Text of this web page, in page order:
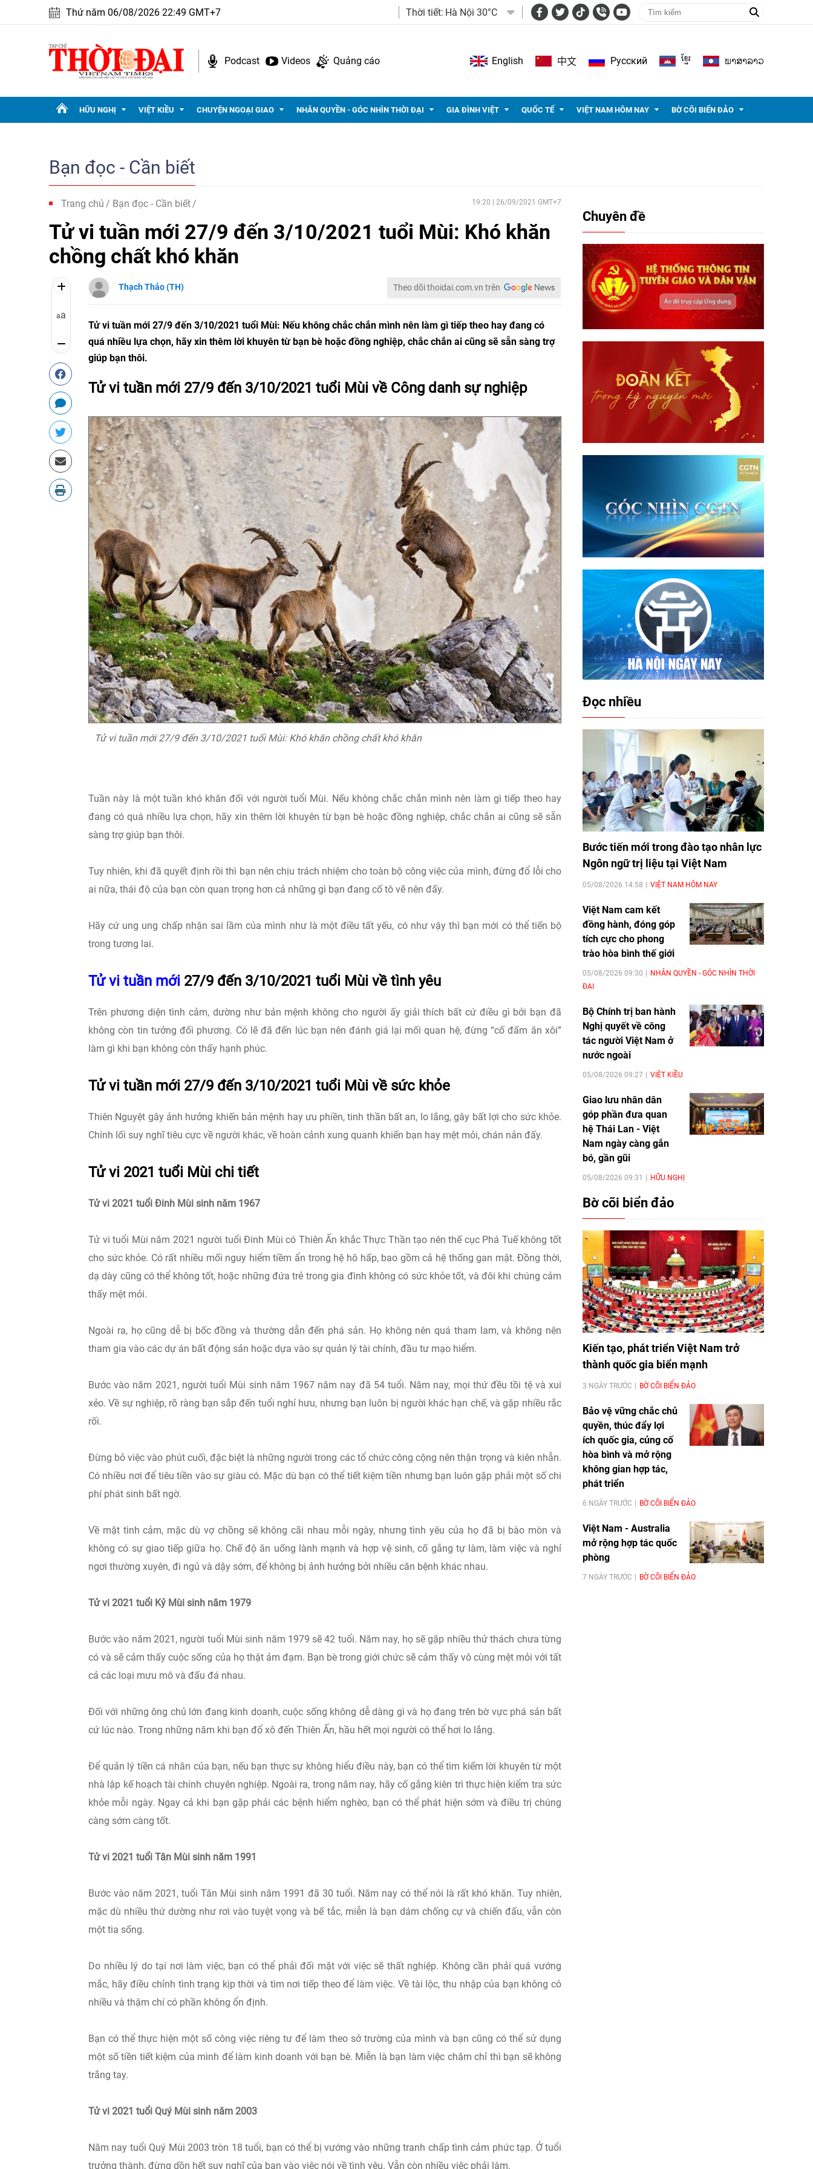
Thứ năm 06/08/2026 22:49 GMT+7 Thời tiết: Hà Nội 30°C
Podcast Videos Quảng cáo English 中文 Pусский ខ្មែរ ພາ​ສາ​ລາວ
HỮU NGHỊ VIỆT KIỀU CHUYỆN NGOẠI GIAO NHÂN QUYỀN - GÓC NHÌN THỜI ĐẠI GIA ĐÌNH VIỆT QUỐC TẾ VIỆT NAM HÔM NAY BỜ CÕI BIỂN ĐẢO
Bạn đọc - Cần biết
Trang chủ Bạn đọc - Cần biết 19:20 | 26/09/2021 GMT+7
Tử vi tuần mới 27/9 đến 3/10/2021 tuổi Mùi: Khó khăn
chồng chất khó khăn
aa
Thạch Thảo (TH) Theo dõi thoidai.com.vn trên
Tử vi tuần mới 27/9 đến 3/10/2021 tuổi Mùi: Nếu không chắc chắn mình nên làm gì tiếp theo hay đang có
quá nhiều lựa chọn, hãy xin thêm lời khuyên từ bạn bè hoặc đồng nghiệp, chắc chắn ai cũng sẽ sẵn sàng trợ
giúp bạn thôi.
Tử vi tuần mới 27/9 đến 3/10/2021 tuổi Mùi về Công danh sự nghiệp
Tử vi tuần mới 27/9 đến 3/10/2021 tuổi Mùi: Khó khăn chồng chất khó khăn
Tuần này là một tuần khó khăn đối với người tuổi Mùi. Nếu không chắc chắn mình nên làm gì tiếp theo hay
đang có quá nhiều lựa chọn, hãy xin thêm lời khuyên từ bạn bè hoặc đồng nghiệp, chắc chắn ai cũng sẽ sẵn
sàng trợ giúp bạn thôi.
Tuy nhiên, khi đã quyết định rồi thì bạn nên chịu trách nhiệm cho toàn bộ công việc của mình, đừng đổ lỗi cho
ai nữa, thái độ của bạn còn quan trọng hơn cả những gì bạn đang cố tô vẽ nên đấy.
Hãy cứ ung ung chấp nhận sai lầm của mình như là một điều tất yếu, có như vậy thì bạn mới có thể tiến bộ
trong tương lai.
Tử vi tuần mới 27/9 đến 3/10/2021 tuổi Mùi về tình yêu
Trên phương diện tình cảm, dường như bản mệnh không cho người ấy giải thích bất cứ điều gì bởi bạn đã
không còn tin tưởng đối phương. Có lẽ đã đến lúc bạn nên đánh giá lại mối quan hệ, đừng “cố đấm ăn xôi”
làm gì khi bạn không còn thấy hạnh phúc.
Tử vi tuần mới 27/9 đến 3/10/2021 tuổi Mùi về sức khỏe
Thiên Nguyệt gây ảnh hưởng khiến bản mệnh hay ưu phiền, tinh thần bất an, lo lắng, gây bất lợi cho sức khỏe.
Chính lối suy nghĩ tiêu cực về người khác, về hoàn cảnh xung quanh khiến bạn hay mệt mỏi, chán nản đấy.
Tử vi 2021 tuổi Mùi chi tiết
Tử vi 2021 tuổi Đinh Mùi sinh năm 1967
Tử vi tuổi Mùi năm 2021 người tuổi Đinh Mùi có Thiên Ấn khắc Thực Thần tạo nên thế cục Phá Tuế không tốt
cho sức khỏe. Có rất nhiều mối nguy hiểm tiềm ẩn trong hệ hô hấp, bao gồm cả hệ thống gan mật. Đồng thời,
dạ dày cũng có thể không tốt, hoặc những đứa trẻ trong gia đình không có sức khỏe tốt, và đôi khi chúng cảm
thấy mệt mỏi.
Ngoài ra, họ cũng dễ bị bốc đồng và thường dẫn đến phá sản. Họ không nên quá tham lam, và không nên
tham gia vào các dự án bất động sản hoặc dựa vào sự quản lý tài chính, đầu tư mạo hiểm.
Bước vào năm 2021, người tuổi Mùi sinh năm 1967 năm nay đã 54 tuổi. Năm nay, mọi thứ đều tồi tệ và xui
xẻo. Về sự nghiệp, rõ ràng bạn sắp đến tuổi nghỉ hưu, nhưng bạn luôn bị người khác hạn chế, và gặp nhiều rắc
rối.
Đừng bỏ việc vào phút cuối, đặc biệt là những người trong các tổ chức công cộng nên thận trọng và kiên nhẫn.
Có nhiều nơi để tiêu tiền vào sự giàu có. Mặc dù bạn có thể tiết kiệm tiền nhưng bạn luôn gặp phải một số chi
phí phát sinh bất ngờ.
Về mặt tình cảm, mặc dù vợ chồng sẽ không cãi nhau mỗi ngày, nhưng tình yêu của họ đã bị bào mòn và
không có sự giao tiếp giữa họ. Chế độ ăn uống lành mạnh và hợp vệ sinh, cố gắng tự làm, làm việc và nghỉ
ngơi thường xuyên, đi ngủ và dậy sớm, để không bị ảnh hưởng bởi nhiều căn bệnh khác nhau.
Tử vi 2021 tuổi Kỷ Mùi sinh năm 1979
Bước vào năm 2021, người tuổi Mùi sinh năm 1979 sẽ 42 tuổi. Năm nay, họ sẽ gặp nhiều thử thách chưa từng
có và sẽ cảm thấy cuộc sống của họ thật ảm đạm. Bạn bè trong giới chức sẽ cảm thấy vô cùng mệt mỏi với tất
cả các loại mưu mô và đấu đá nhau.
Đối với những ông chủ lớn đang kinh doanh, cuộc sống không dễ dàng gì và họ đang trên bờ vực phá sản bất
cứ lúc nào. Trong những năm khi bạn đổ xô đến Thiên Ấn, hầu hết mọi người có thể hơi lo lắng.
Để quản lý tiền cá nhân của bạn, nếu bạn thực sự không hiểu điều này, bạn có thể tìm kiếm lời khuyên từ một
nhà lập kế hoạch tài chính chuyên nghiệp. Ngoài ra, trong năm nay, hãy cố gắng kiên trì thực hiện kiểm tra sức
khỏe mỗi ngày. Ngay cả khi bạn gặp phải các bệnh hiểm nghèo, bạn có thể phát hiện sớm và điều trị chúng
càng sớm càng tốt.
Tử vi 2021 tuổi Tân Mùi sinh năm 1991
Bước vào năm 2021, tuổi Tân Mùi sinh năm 1991 đã 30 tuổi. Năm nay có thể nói là rất khó khăn. Tuy nhiên,
mặc dù nhiều thứ dường như rơi vào tuyệt vọng và bế tắc, miễn là bạn dám chống cự và chiến đấu, vẫn còn
một tia sống.
Do nhiều lý do tại nơi làm việc, bạn có thể phải đối mặt với việc sẽ thất nghiệp. Không cần phải quá vướng
mắc, hãy điều chỉnh tình trạng kịp thời và tìm nơi tiếp theo để làm việc. Về tài lộc, thu nhập của bạn không có
nhiều và thậm chí có phần không ổn định.
Bạn có thể thực hiện một số công việc riêng tư để làm theo sở trường của mình và bạn cũng có thể sử dụng
một số tiền tiết kiệm của mình để làm kinh doanh với bạn bè. Miễn là bạn làm việc chăm chỉ thì bạn sẽ không
trắng tay.
Tử vi 2021 tuổi Quý Mùi sinh năm 2003
Năm nay tuổi Quý Mùi 2003 tròn 18 tuổi, bạn có thể bị vướng vào những tranh chấp tình cảm phức tạp. Ở tuổi
trưởng thành, đừng dồn hết suy nghĩ của bạn vào việc nói về tình yêu. Vẫn còn nhiều việc phải làm.
Chuyên đề
Đọc nhiều
Bước tiến mới trong đào tạo nhân lực
Ngôn ngữ trị liệu tại Việt Nam
05/08/2026 14:58 VIỆT NAM HÔM NAY
Việt Nam cam kết
đồng hành, đóng góp
tích cực cho phong
trào hòa bình thế giới
05/08/2026 09:30
NHÂN QUYỀN - GÓC NHÌN THỜI
ĐẠI
Bộ Chính trị ban hành
Nghị quyết về công
tác người Việt Nam ở
nước ngoài
05/08/2026 09:27 VIỆT KIỀU
Giao lưu nhân dân
góp phần đưa quan
hệ Thái Lan - Việt
Nam ngày càng gắn
bó, gần gũi
05/08/2026 09:31 HỮU NGHỊ
Bờ cõi biển đảo
Kiến tạo, phát triển Việt Nam trở
thành quốc gia biển mạnh
3 NGÀY TRƯỚC BỜ CÕI BIỂN ĐẢO
Bảo vệ vững chắc chủ
quyền, thúc đẩy lợi
ích quốc gia, củng cố
hòa bình và mở rộng
không gian hợp tác,
phát triển
6 NGÀY TRƯỚC BỜ CÕI BIỂN ĐẢO
Việt Nam - Australia
mở rộng hợp tác quốc
phòng
7 NGÀY TRƯỚC BỜ CÕI BIỂN ĐẢO